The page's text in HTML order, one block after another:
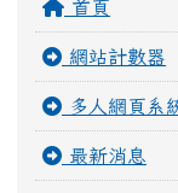
首頁
網站計數器
多人網頁系
最新消息